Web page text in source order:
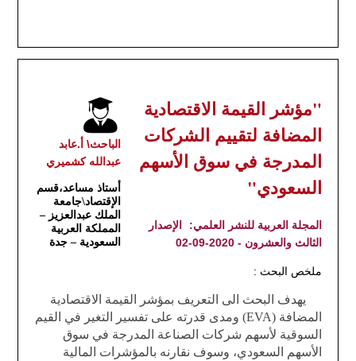
الباحث\ أ.عابد
عبدالله كشميري
أستاذ مساعد،قسم
الإقتصاد\جامعة
الملك عبدالعزيز –
المملكة العربية
السعودية – جدة
"مؤشر القيمة الاقتصادية
المضافة لتقييم الشركات
المدرجة في سوق الأسهم
السعودي"
المجلة العربية للنشر العلمي:
الإصدار
الثالث والعشرون - 2020-09-02
ملخص البحث :
يهدف البحث الى التعريف بمؤشر القيمة الاقتصادية
المضافة(EVA)
ومدى قدرته على تفسير التغير في القيم
السوقية لأسهم شركات الصناعة المدرجة في سوق
الأسهم السعودي، وسوف نقارنه بالمؤشرات المالية